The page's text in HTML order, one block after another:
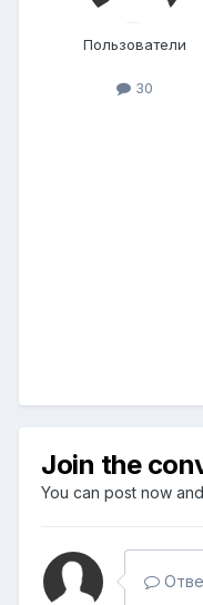
Пользователи
30
Join the
You can post now